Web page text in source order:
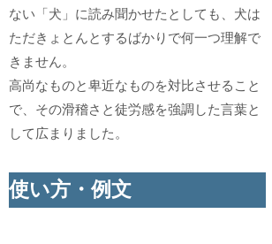
ない「犬」に読み聞かせたとしても、犬は
ただきょとんとするばかりで何一つ理解で
きません。
高尚なものと卑近なものを対比させること
で、その滑稽さと徒労感を強調した言葉と
して広まりました。
使い方・例文